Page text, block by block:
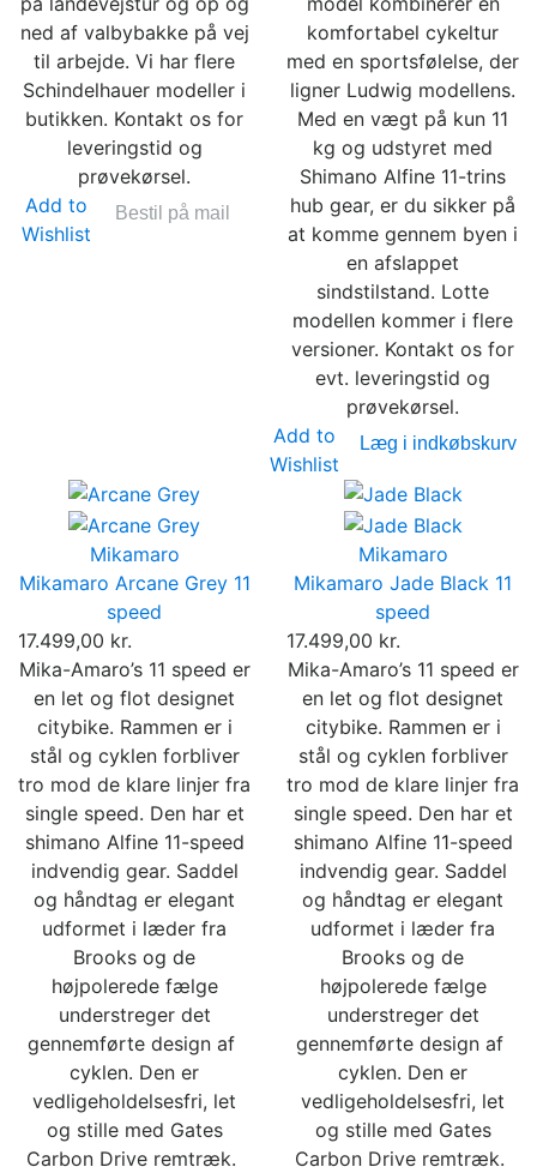
ned af valbybakke på vej
til arbejde. Vi har flere
Schindelhauer modeller i
butikken. Kontakt os for
leveringstid og
prøvekørsel.
Add to
Wishlist
Bestil på mail
komfortabel cykeltur
med en sportsfølelse, der
ligner Ludwig modellens.
Med en vægt på kun 11
kg og udstyret med
Shimano Alfine 11-trins
hub gear, er du sikker på
at komme gennem byen i
en afslappet
sindstilstand. Lotte
modellen kommer i flere
versioner. Kontakt os for
evt. leveringstid og
prøvekørsel.
Add to
Wishlist
Læg i indkøbskurv
Mikamaro
Mikamaro Arcane Grey 11
speed
17.499,00 kr.
Mika-Amaro’s 11 speed er
en let og flot designet
citybike. Rammen er i
stål og cyklen forbliver
tro mod de klare linjer fra
single speed. Den har et
shimano Alfine 11-speed
indvendig gear. Saddel
og håndtag er elegant
udformet i læder fra
Brooks og de
højpolerede fælge
understreger det
gennemførte design af ​​
cyklen. Den er
vedligeholdelsesfri, let
og stille med Gates
Carbon Drive remtræk.
Mikamaro
Mikamaro Jade Black 11
speed
17.499,00 kr.
Mika-Amaro’s 11 speed er
en let og flot designet
citybike. Rammen er i
stål og cyklen forbliver
tro mod de klare linjer fra
single speed. Den har et
shimano Alfine 11-speed
indvendig gear. Saddel
og håndtag er elegant
udformet i læder fra
Brooks og de
højpolerede fælge
understreger det
gennemførte design af ​​
cyklen. Den er
vedligeholdelsesfri, let
og stille med Gates
Carbon Drive remtræk.